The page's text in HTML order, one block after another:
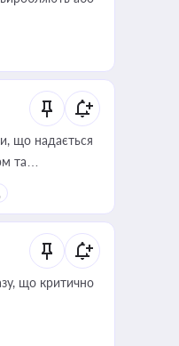
що надається
та
що критично